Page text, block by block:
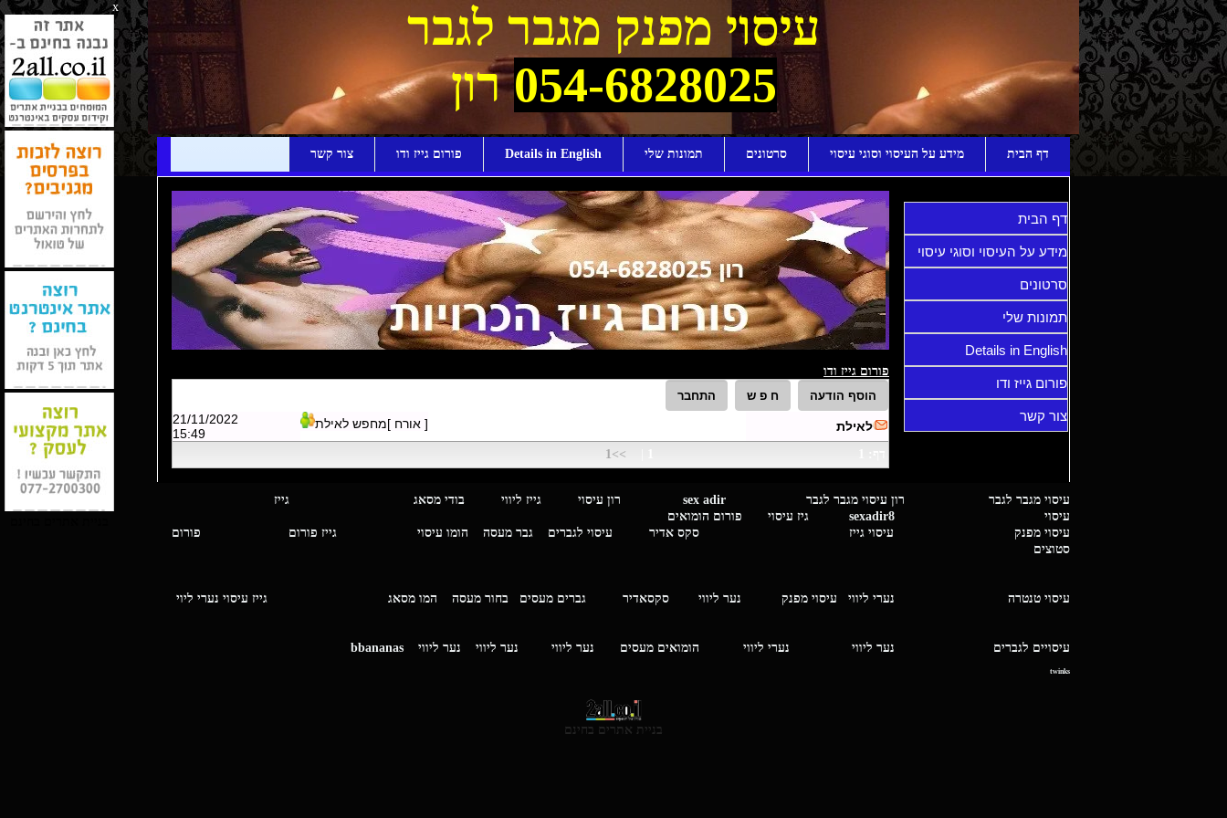
x
עיסוי מפנק מגבר לגבר
054-6828025רון
דף הבית מידע על העיסוי וסוגי עיסוי סרטונים תמונות שלי Details in English פורום גייז ודו צור קשר
דף הבית
מידע על העיסוי וסוגי עיסוי
סרטונים
תמונות שלי
Details in English
פורום גייז ודו
צור קשר
פורום גייז ודו
לאילת [ אורח ]מחפש לאילת
21/11/2022
15:49
>>1
עיסוי מגבר לגבר רון עיסוי מגבר לגבר sex adir רון עיסוי גייז ליווי בודי מסאג גייז
עיסוי sexadir8 גיז עיסוי פורום הומואים
עיסוי מפנק
עיסוי גייז סקס אדיר עיסוי לגברים גבר מעסה הומו עיסוי גייז פורום
פורום
סטוצים
עיסוי טנטרה נערי ליווי עיסוי מפנק נער ליווי סקסאדיר גברים מעסים בחור מעסה המו מסאג גייז עיסוי נערי ליוי
עיסויים לגברים נער ליווי נערי ליווי הומואים מעסים נער ליווי נער ליווי נער ליווי bbananas
twinks
בניית אתרים בחינם